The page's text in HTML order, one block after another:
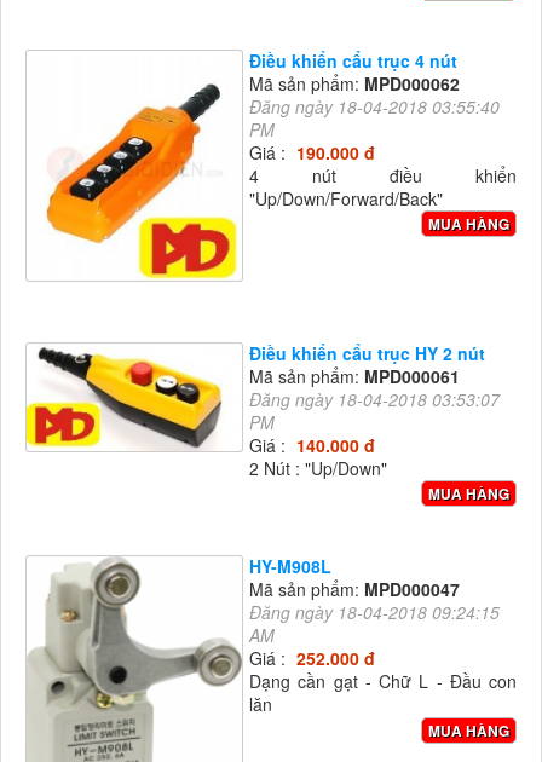
Điều khiển cẩu trục 4 nút
Mã sản phẩm: MPD000062
Đăng ngày 18-04-2018 03:55:40
PM
Giá : 190.000 đ
4 nút điều khiển
"Up/Down/Forward/Back"
MUA HÀNG
Điều khiển cẩu trục HY 2 nút
Mã sản phẩm: MPD000061
Đăng ngày 18-04-2018 03:53:07
PM
Giá : 140.000 đ
2 Nút : "Up/Down"
MUA HÀNG
HY-M908L
Mã sản phẩm: MPD000047
Đăng ngày 18-04-2018 09:24:15
AM
Giá : 252.000 đ
Dạng cần gạt - Chữ L - Đầu con
lăn
MUA HÀNG